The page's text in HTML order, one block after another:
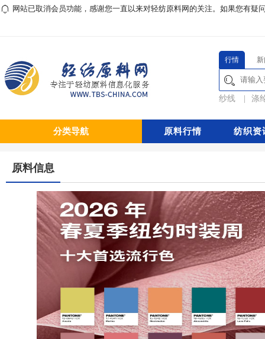
网站已取消会员功能，感谢您一直以来对轻纺原料网的关注。如果您有疑
行情
纱线 涤
分类导航 原料行情 纺织资
原料信息